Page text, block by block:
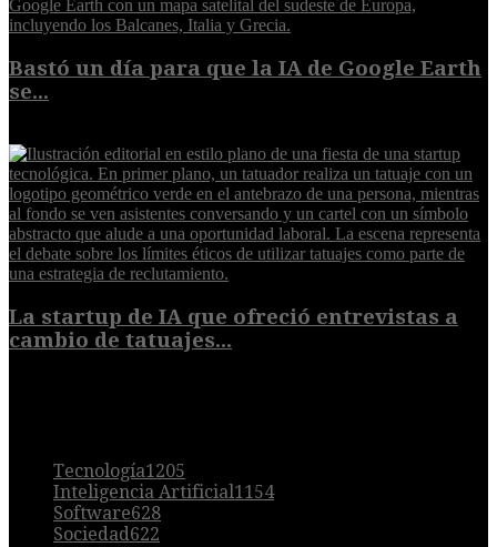
Bastó un día para que la IA de Google Earth
se...
La startup de IA que ofreció entrevistas a
cambio de tatuajes...
Tecnología1205
Inteligencia Artificial1154
Software628
Sociedad622